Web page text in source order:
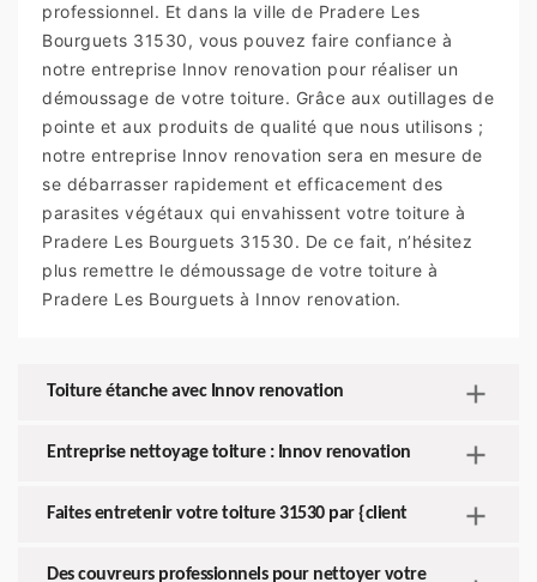
professionnel. Et dans la ville de Pradere Les
Bourguets 31530, vous pouvez faire confiance à
notre entreprise Innov renovation pour réaliser un
démoussage de votre toiture. Grâce aux outillages de
pointe et aux produits de qualité que nous utilisons ;
notre entreprise Innov renovation sera en mesure de
se débarrasser rapidement et efficacement des
parasites végétaux qui envahissent votre toiture à
Pradere Les Bourguets 31530. De ce fait, n’hésitez
plus remettre le démoussage de votre toiture à
Pradere Les Bourguets à Innov renovation.
Toiture étanche avec Innov renovation
Entreprise nettoyage toiture : Innov renovation
Faites entretenir votre toiture 31530 par {client
Des couvreurs professionnels pour nettoyer votre